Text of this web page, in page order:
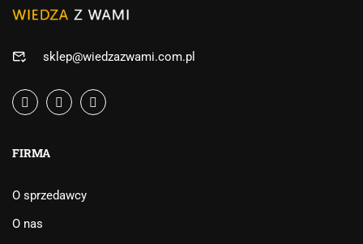
sklep@wiedzazwami.com.pl
FIRMA
O sprzedawcy
O nas